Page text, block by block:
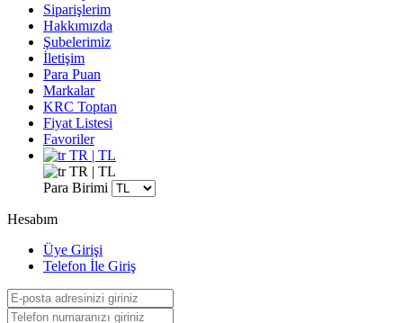
Siparişlerim
Hakkımızda
Şubelerimiz
İletişim
Para Puan
Markalar
KRC Toptan
Fiyat Listesi
Favoriler
TR | TL
TR | TL
Para Birimi
Hesabım
Üye Girişi
Telefon İle Giriş